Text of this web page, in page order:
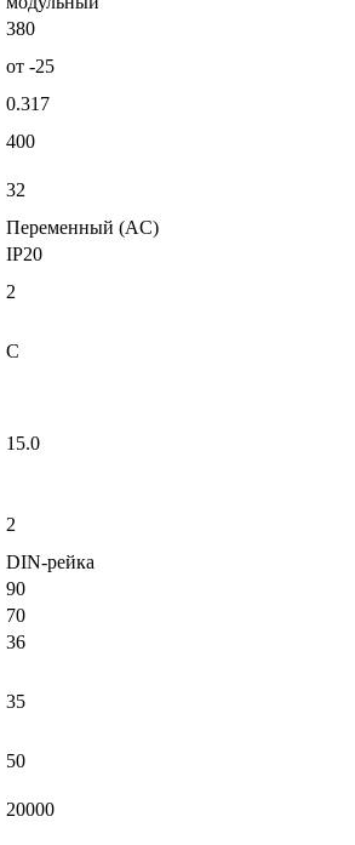
380
от -25
0.317
400
32
Переменный (AC)
IP20
2
C
15.0
2
DIN-рейка
90
70
36
35
50
20000